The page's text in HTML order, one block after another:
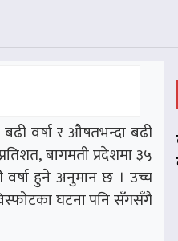
वर्षा र औषतभन्दा बढी
बागमती प्रदेशमा ३५
वर्षा हुने अनुमान छ । उच्च
घटना पनि सँगसँगै